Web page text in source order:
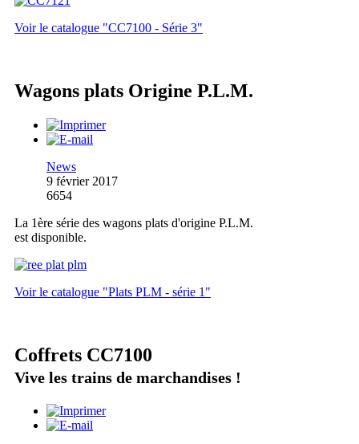
Voir le catalogue "CC7100 - Série 3"
Wagons plats Origine P.L.M.
News
9 février 2017
6654
La 1ère série des wagons plats d'origine P.L.M.
est disponible.
Voir le catalogue "Plats PLM - série 1"
Coffrets CC7100
Vive les trains de marchandises !